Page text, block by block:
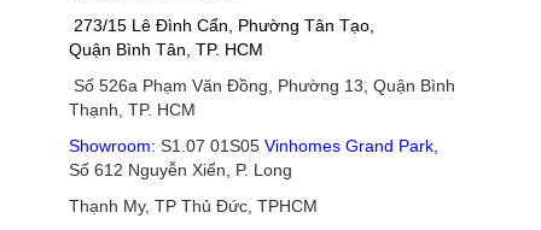
273/15 Lê Đình Cẩn, Phường Tân Tạo,
Quận Bình Tân, TP. HCM
Số 526a Phạm Văn Đồng, Phường 13, Quận Bình
Thạnh, TP. HCM
Showroom: S1.07 01S05 Vinhomes Grand Park
Số 612 Nguyễn Xiển, P. Long
Thạnh My, TP Thủ Đức, TPHCM